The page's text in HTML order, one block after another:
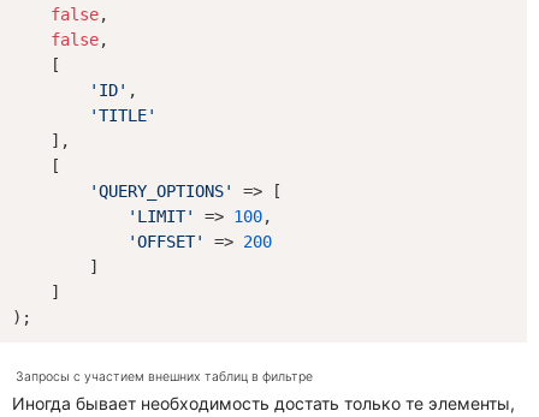
false,
false,
    [
'ID' ,
'TITLE'
    ],
    [
'QUERY_OPTIONS'
=> [
'LIMIT'
=> 100,
'OFFSET'
=> 200
        ]
    ]
Запросы с участием внешних таблиц в фильтре
Иногда бывает необходимость достать только те элементы,